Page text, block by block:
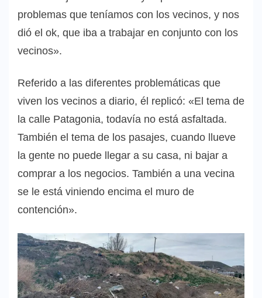
problemas que teníamos con los vecinos, y nos
dió el ok, que iba a trabajar en conjunto con los
vecinos».
Referido a las diferentes problemáticas que
viven los vecinos a diario, él replicó: «El tema de
la calle Patagonia, todavía no está asfaltada.
También el tema de los pasajes, cuando llueve
la gente no puede llegar a su casa, ni bajar a
comprar a los negocios. También a una vecina
se le está viniendo encima el muro de
contención».